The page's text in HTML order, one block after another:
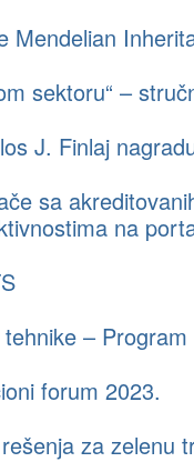
Mendelian
sektoru“ –
J. Finlaj
sa
na
– Program
forum 2023.
za zelenu